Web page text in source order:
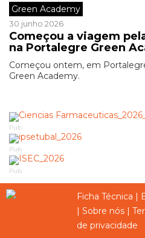
Green Academy
30 junho 2026
Começou a viagem
na Portalegre Green
Começou ontem, em
Green Academy.
Pub
Pub
Pub
Ficha Técnica |
| Sobre nós |
de privacidade